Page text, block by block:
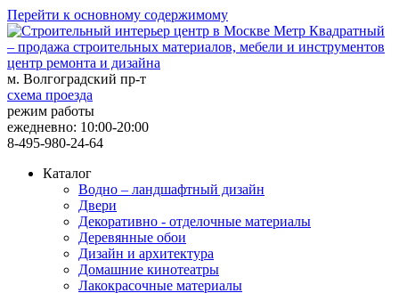
Перейти к основному содержимому
центр ремонта и дизайна
м. Волгоградский пр-т
схема проезда
режим работы
ежедневно: 10:00-20:00
8-495-980-24-64
Каталог
Водно – ландшафтный дизайн
Двери
Декоративно - отделочные материалы
Деревянные обои
Дизайн и архитектура
Домашние кинотеатры
Лакокрасочные материалы